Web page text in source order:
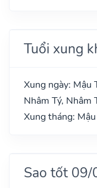
Tuổi xung
Xung ngày: Mậu
Nhâm Tý, Nhâm
Xung tháng:
Sao tốt